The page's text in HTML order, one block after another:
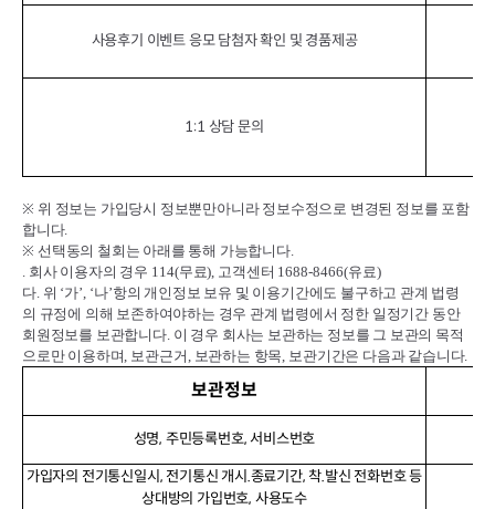
사용후기 이벤트 응모 담첨자 확인 및 경품제공
1:1 상담 문의
※ 위 정보는 가입당시 정보뿐만아니라 정보수정으로 변경된 정보를 포함
합니다.
※ 선택동의 철회는 아래를 통해 가능합니다.
. 회사 이용자의 경우 114(무료), 고객센터 1688-8466(유료)
다. 위 ‘가’, ‘나’항의 개인정보 보유 및 이용기간에도 불구하고 관계 법령
의 규정에 의해 보존하여야하는 경우 관계 법령에서 정한 일정기간 동안
회원정보를 보관합니다. 이 경우 회사는 보관하는 정보를 그 보관의 목적
으로만 이용하며, 보관근거, 보관하는 항목, 보관기간은 다음과 같습니다.
보관정보
성명, 주민등록번호, 서비스번호
가입자의 전기통신일시, 전기통신 개시.종료기간, 착.발신 전화번호 등
상대방의 가입번호, 사용도수